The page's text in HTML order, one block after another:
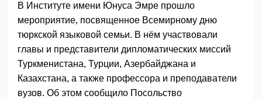
В Институте имени Юнуса Эмре прошло
мероприятие, посвященное Всемирному дню
тюркской языковой семьи. В нём участвовали
главы и представители дипломатических миссий
Туркменистана, Турции, Азербайджана и
Казахстана, а также профессора и преподаватели
вузов. Об этом сообщило Посольство